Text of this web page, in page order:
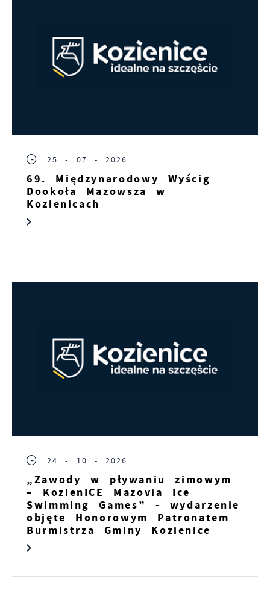
25 - 07 - 2026
69. Międzynarodowy Wyścig
Dookoła Mazowsza w
Kozienicach
24 - 10 - 2026
„Zawody w pływaniu zimowym
– KozienICE Mazovia Ice
Swimming Games” - wydarzenie
objęte Honorowym Patronatem
Burmistrza Gminy Kozienice